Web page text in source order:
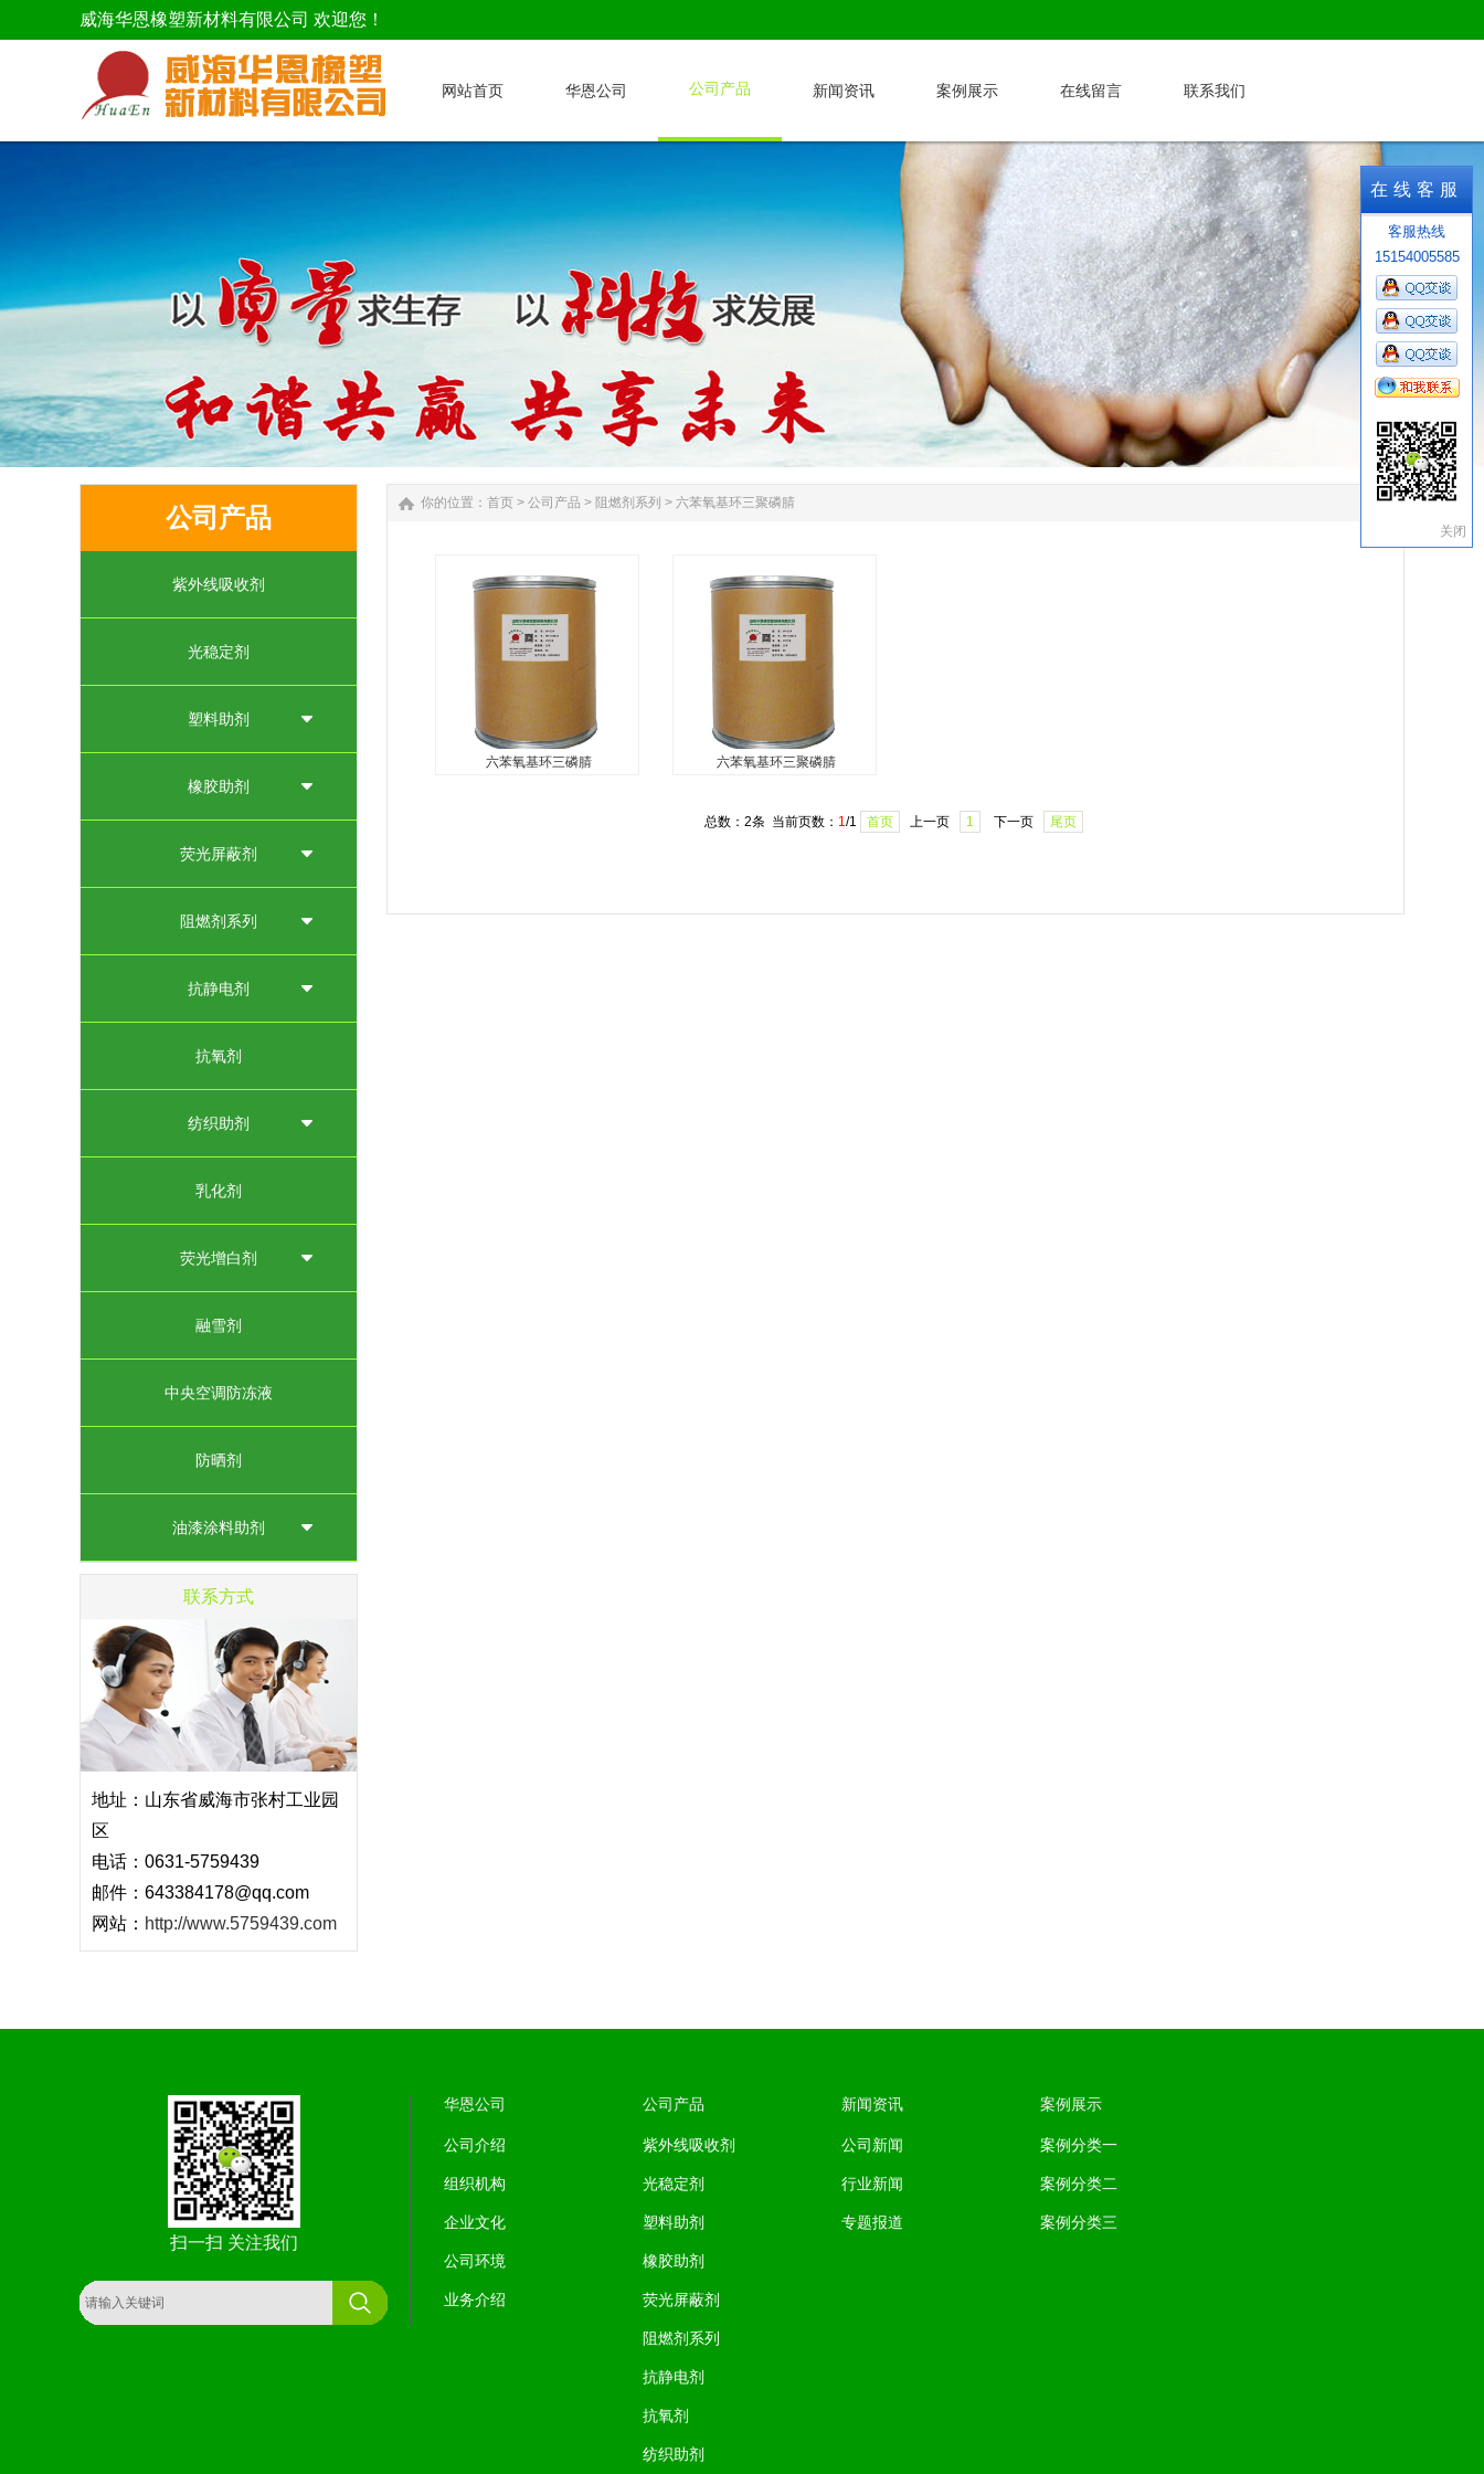
威海华恩橡塑新材料有限公司 欢迎您！
网站首页 华恩公司 公司产品 新闻资讯 案例展示 在线留言 联系我们
公司产品
紫外线吸收剂
光稳定剂
塑料助剂
橡胶助剂
荧光屏蔽剂
阻燃剂系列
抗静电剂
抗氧剂
纺织助剂
乳化剂
荧光增白剂
融雪剂
中央空调防冻液
防晒剂
油漆涂料助剂
联系方式
地址：山东省威海市张村工业园
区
电话：0631-5759439
邮件：643384178@qq.com
网站： http://www.5759439.com
你的位置： 首页 > 公司产品 > 阻燃剂系列 > 六苯氧基环三聚磷腈
六苯氧基环三磷腈 六苯氧基环三聚磷腈
本品为添加型无卤阻燃剂，主
总数：2条 当前页数： 1/1 首页 上一页 1 下一页 尾页
扫一扫 关注我们
华恩公司
公司介绍
组织机构
企业文化
公司环境
业务介绍
公司产品
紫外线吸收剂
光稳定剂
塑料助剂
橡胶助剂
荧光屏蔽剂
阻燃剂系列
抗静电剂
抗氧剂
纺织助剂
新闻资讯
公司新闻
行业新闻
专题报道
案例展示
案例分类一
案例分类二
案例分类三
在线客服
客服热线
15154005585
关闭